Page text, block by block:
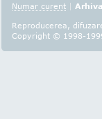
Numar curent | Arhiva
Reproducerea,
Copyright © 1998-